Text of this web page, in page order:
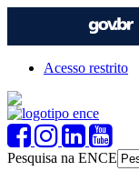
Acesso restrito
Pesquisa na ENCE